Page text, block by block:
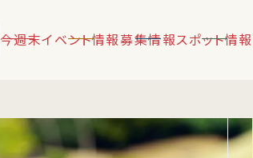
今週末イベント情報募集情報スポット情報